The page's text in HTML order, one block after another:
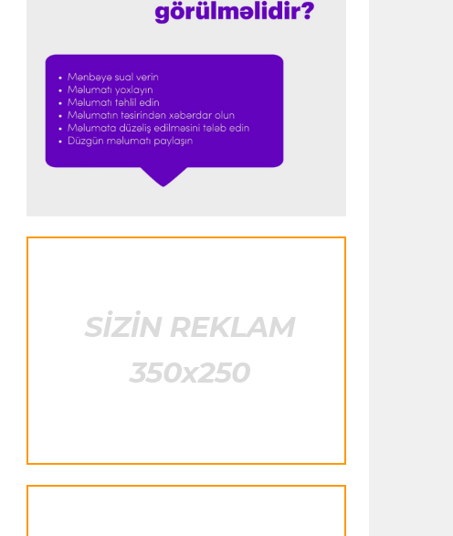
keçirilməsi planlaşdırılan yoldaşlıq
Dünya çempionatı
"Prezident səlahiyyətlərindən sui-
istifadə edib"- FIFPRO-dan İnfantinoya
"Antonelli çox etibarlı pilota çevrilib"
"Antonelli mövsümün ən yaxşı